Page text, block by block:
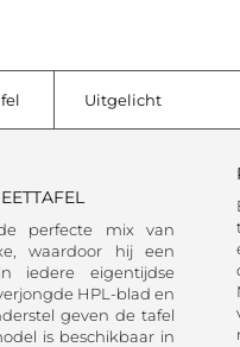
Uitgelicht
perfecte mix van
waardoor hij een
iedere eigentijdse
HPL-blad en
geven de tafel
is beschikbaar in